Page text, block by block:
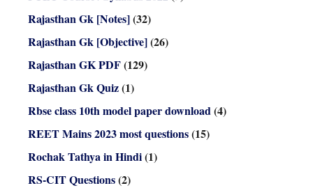
Rajasthan Gk [Notes](32)
Rajasthan Gk [Objective](26)
Rajasthan GK PDF(129)
Rajasthan Gk Quiz(1)
Rbse class 10th model paper download(4)
REET Mains 2023 most questions(15)
Rochak Tathya in Hindi(1)
RS-CIT Questions(2)